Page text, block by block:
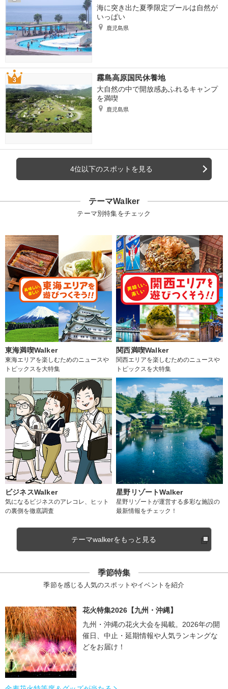
海に突き出た夏季限定プールは自然が
いっぱい
鹿児島県
霧島高原国民休養地
大自然の中で開放感あふれるキャンプ
を満喫
鹿児島県
4位以下のスポットを見る
テーマWalker
テーマ別特集をチェック
東海満喫Walker
東海エリアを楽しむためのニュースや
トピックスを大特集
関西満喫Walker
関西エリアを楽しむためのニュースや
トピックスを大特集
ビジネスWalker
気になるビジネスのアレコレ、ヒット
の裏側を徹底調査
星野リゾートWalker
星野リゾートが運営する多彩な施設の
最新情報をチェック！
テーマwalkerをもっと見る
季節特集
季節を感じる人気のスポットやイベントを紹介
花火特集2026【九州・沖縄】
九州・沖縄の花火大会を掲載。2026年の開
催日、中止・延期情報や人気ランキングな
どをお届け！